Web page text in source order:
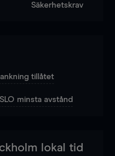
Säkerhetskrav
tillåtet
minsta avstånd
lokal tid